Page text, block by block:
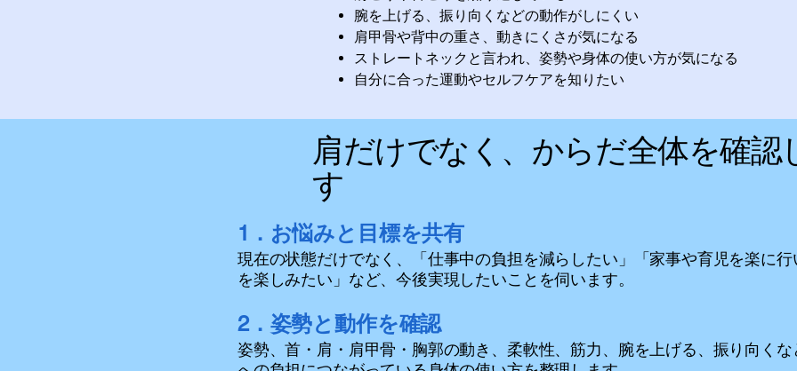
腕を上げる、振り向くなどの動作がしにくい
肩甲骨や背中の重さ、動きにくさが気になる
ストレートネックと言われ、姿勢や身体の使い方が気になる
自分に合った運動やセルフケアを知りたい
肩だけでなく、からだ全体を確認
す
1．お悩みと目標を共有
現在の状態だけでなく、「仕事中の負担を減らしたい」「家事や育児を楽に
を楽しみたい」など、今後実現したいことを伺います。
2．姿勢と動作を確認
姿勢、首・肩・肩甲骨・胸郭の動き、柔軟性、筋力、腕を上げる、振り向く